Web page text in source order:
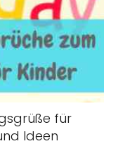
für
Ideen